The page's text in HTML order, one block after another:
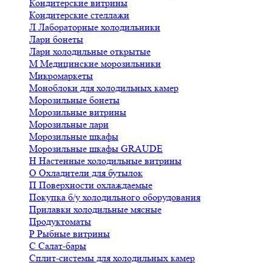
Кондитерские витрины
Кондитерские стеллажи
Л Лабораторные холодильники
Лари бонеты
Лари холодильные открытые
М Медицинские морозильники
Микромаркеты
Моноблоки для холодильных камер
Морозильные бонеты
Морозильные витрины
Морозильные лари
Морозильные шкафы
Морозильные шкафы GRAUDE
Н Настенные холодильные витрины
О Охладители для бутылок
П Поверхности охлаждаемые
Покупка б/у холодильного оборудования
Прилавки холодильные мясные
Продуктоматы
Р Рыбные витрины
С Салат-бары
Сплит-системы для холодильных камер